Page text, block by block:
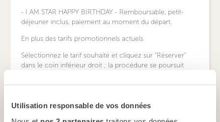
Utilisation responsable de vos données
- I AM STAR HAPPY BIRTHDAY - Remboursable, petit-
déjeuner inclus, paiement au moment du départ.
En plus des tarifs promotionnels actuels
Sélectionnez le tarif souhaité et cliquez sur "Réserver"
dans le coin inférieur droit ; la procédure se poursuit
12. Comment retrouver une réservation déjà effectuée ?